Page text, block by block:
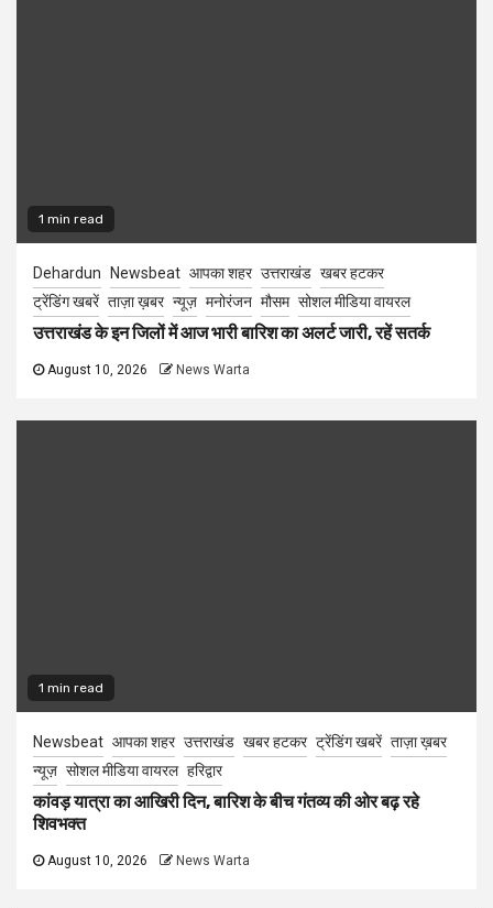
1 min read
Dehardun Newsbeat आपका शहर उत्तराखंड खबर हटकर
ट्रेंडिंग खबरें ताज़ा ख़बर न्यूज़ मनोरंजन मौसम सोशल मीडिया वायरल
उत्तराखंड के इन जिलों में आज भारी बारिश का अलर्ट जारी, रहें सतर्क
August 10, 2026 News Warta
1 min read
Newsbeat आपका शहर उत्तराखंड खबर हटकर ट्रेंडिंग खबरें ताज़ा ख़बर
न्यूज़ सोशल मीडिया वायरल हरिद्वार
कांवड़ यात्रा का आखिरी दिन, बारिश के बीच गंतव्य की ओर बढ़ रहे
शिवभक्त
August 10, 2026 News Warta